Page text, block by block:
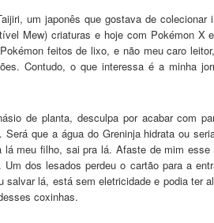
um japonês que gostava de
Mew) criaturas e hoje com Pokémon
feitos de lixo, e não meu caro
Contudo, o que interessa é a minha
de planta, desculpa por acabar com
que a água do Greninja hidrata ou
meu filho, sai pra lá. Afaste de mim
dos lesados perdeu o cartão para a
lá, está sem eletricidade e podia
coxinhas.